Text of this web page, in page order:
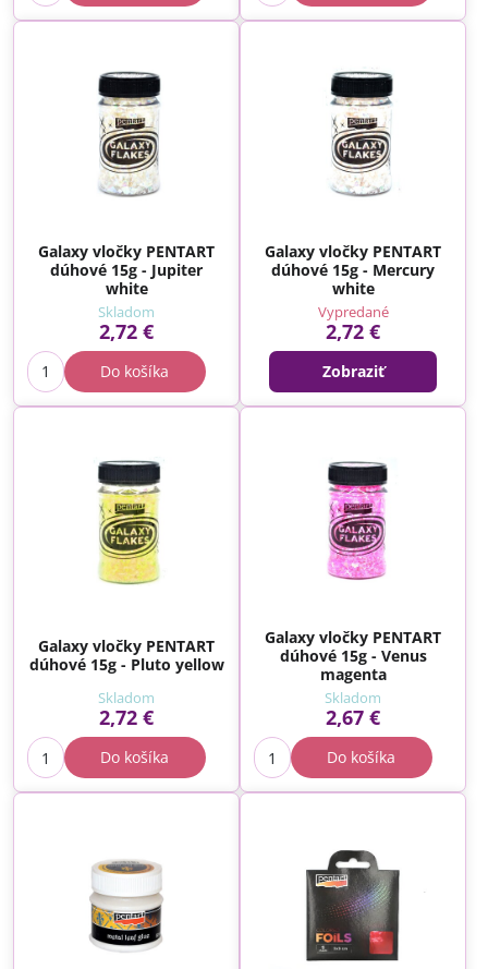
Galaxy vločky PENTART
dúhové 15g - Jupiter
white
Skladom
2,72 €
Do košíka
Galaxy vločky PENTART
dúhové 15g - Mercury
white
Vypredané
2,72 €
Zobraziť
Galaxy vločky PENTART
dúhové 15g - Pluto yellow
Skladom
2,72 €
Do košíka
Galaxy vločky PENTART
dúhové 15g - Venus
magenta
Skladom
2,67 €
Do košíka